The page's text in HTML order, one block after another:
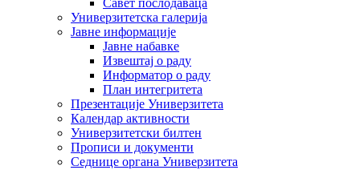
Савет послодаваца
Универзитетска галерија
Јавне информације
Јавне набавке
Извештај о раду
Информатор о раду
План интегритета
Презентације Универзитета
Календар активности
Универзитетски билтен
Прописи и документи
Седнице органа Универзитета